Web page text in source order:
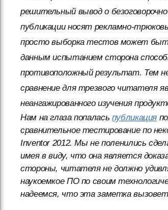
решительный вывод о
публикации носят рекламно-
просто выборка тестов может
данным испытанием сторона
противоположный результат. Тем
сравнение для трезвого читателя
неангажированного изучения
Нам на глаза попалась публикация
сравнительное тестирование по
Inventor 2012. Мы не поленились
имея в виду, что она является
стороны, читателя не должно
наукоемкое ПО по своим
надеемся, что эта заметка